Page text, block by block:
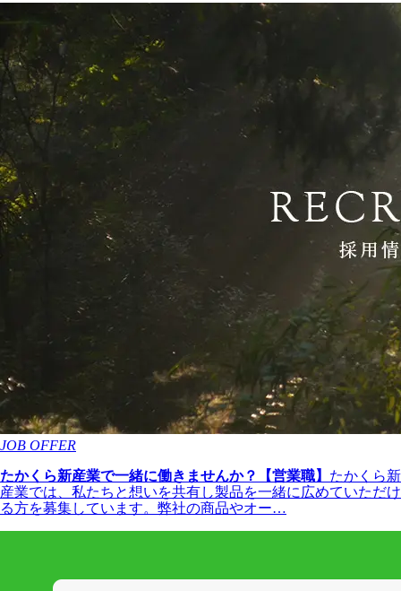
JOB OFFER
たかくら新産業で一緒に働きませんか？【営業職】 たかくら新
産業では、私たちと想いを共有し製品を一緒に広めていただけ
る方を募集しています。弊社の商品やオー…